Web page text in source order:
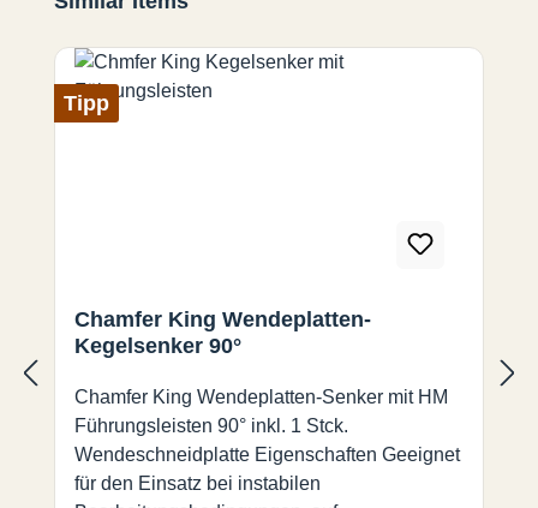
Tipp
Chamfer King Wendeplatten-
Kegelsenker 90°
Chamfer King Wendeplatten-Senker mit HM
Führungsleisten 90° inkl. 1 Stck.
Wendeschneidplatte Eigenschaften Geeignet
für den Einsatz bei instabilen